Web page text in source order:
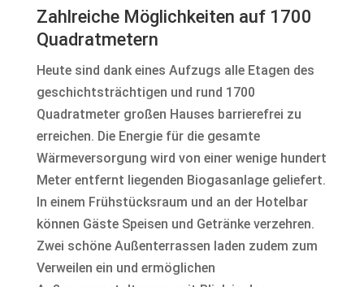
Zahlreiche Möglichkeiten auf 1700
Quadratmetern
Heute sind dank eines Aufzugs alle Etagen des
geschichtsträchtigen und rund 1700
Quadratmeter großen Hauses barrierefrei zu
erreichen. Die Energie für die gesamte
Wärmeversorgung wird von einer wenige hundert
Meter entfernt liegenden Biogasanlage geliefert.
In einem Frühstücksraum und an der Hotelbar
können Gäste Speisen und Getränke verzehren.
Zwei schöne Außenterrassen laden zudem zum
Verweilen ein und ermöglichen